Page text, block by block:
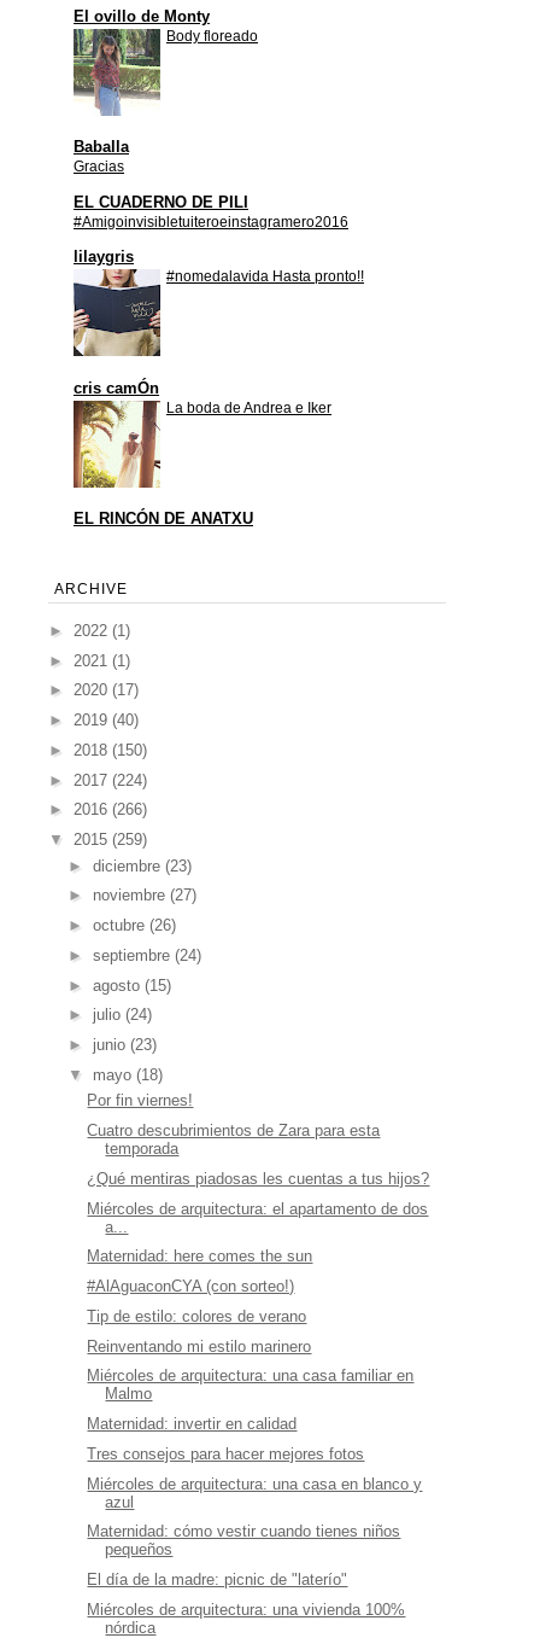
El ovillo de Monty
Body floreado
Baballa
Gracias
EL CUADERNO DE PILI
#Amigoinvisibletuiteroeinstagramero2016
lilaygris
#nomedalavida Hasta pronto!!
cris camÓn
La boda de Andrea e Iker
EL RINCÓN DE ANATXU
ARCHIVE
► 2022 (1)
► 2021 (1)
► 2020 (17)
► 2019 (40)
► 2018 (150)
► 2017 (224)
► 2016 (266)
▼ 2015 (259)
► diciembre (23)
► noviembre (27)
► octubre (26)
► septiembre (24)
► agosto (15)
► julio (24)
► junio (23)
▼ mayo (18)
Por fin viernes!
Cuatro descubrimientos de Zara para esta
temporada
¿Qué mentiras piadosas les cuentas a tus hijos?
Miércoles de arquitectura: el apartamento de dos
a...
Maternidad: here comes the sun
#AlAguaconCYA (con sorteo!)
Tip de estilo: colores de verano
Reinventando mi estilo marinero
Miércoles de arquitectura: una casa familiar en
Malmo
Maternidad: invertir en calidad
Tres consejos para hacer mejores fotos
Miércoles de arquitectura: una casa en blanco y
azul
Maternidad: cómo vestir cuando tienes niños
pequeños
El día de la madre: picnic de "laterío"
Miércoles de arquitectura: una vivienda 100%
nórdica